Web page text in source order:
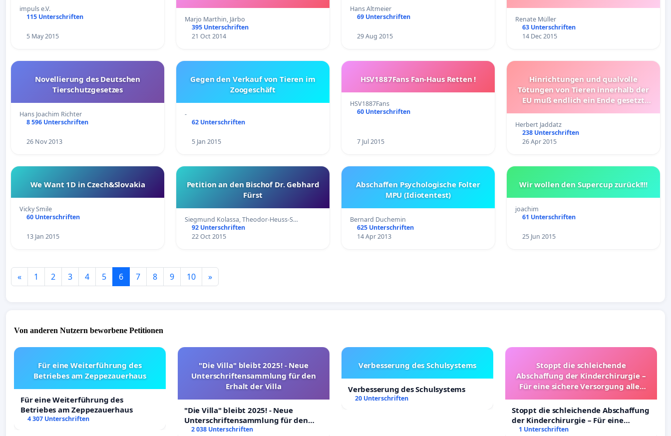
impuls e.V.
115 Unterschriften
5 May 2015
Marjo Marthin, Järbo
395 Unterschriften
21 Oct 2014
Hans Altmeier
69 Unterschriften
29 Aug 2015
Renate Müller
63 Unterschriften
14 Dec 2015
Novellierung des Deutschen
Tierschutzgesetzes
Hans Joachim Richter
8 596 Unterschriften
26 Nov 2013
Gegen den Verkauf von Tieren im
Zoogeschäft
-
62 Unterschriften
5 Jan 2015
HSV1887Fans Fan-Haus Retten !
HSV1887Fans
60 Unterschriften
7 Jul 2015
Hinrichtungen und qualvolle
Tötungen von Tieren innerhalb der
EU muß endlich ein Ende gesetzt
Herbert Jaddatz
238 Unterschriften
26 Apr 2015
We Want 1D in Czech&Slovakia
Vicky Smile
60 Unterschriften
13 Jan 2015
Petition an den Bischof Dr. Gebhard
Fürst
Siegmund Kolassa, Theodor-Heuss-S…
92 Unterschriften
22 Oct 2015
Abschaffen Psychologische Folter
MPU (Idiotentest)
Bernard Duchemin
625 Unterschriften
14 Apr 2013
Wir wollen den Supercup zurück!!!!
joachim
61 Unterschriften
25 Jun 2015
« 1 2 3 4 5 6 7 8 9 10 »
Von anderen Nutzern beworbene Petitionen
Für eine Weiterführung des
Betriebes am Zeppezauerhaus
Für eine Weiterführung des
Betriebes am Zeppezauerhaus
4 307 Unterschriften
"Die Villa" bleibt 2025! - Neue
Unterschriftensammlung für den
Erhalt der Villa
"Die Villa" bleibt 2025! - Neue
Unterschriftensammlung für den
Erhalt der Villa
2 038 Unterschriften
Verbesserung des Schulsystems
Verbesserung des Schulsystems
20 Unterschriften
Stoppt die schleichende
Abschaffung der Kinderchirurgie –
Für eine sichere Versorgung aller
Stoppt die schleichende Abschaffung
der Kinderchirurgie – Für eine
sichere Versorgung aller Kinder in
1 Unterschriften